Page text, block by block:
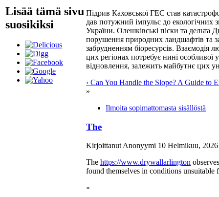
Lisää tämä sivu
suosikiksi
Підрив Каховської ГЕС став
дав потужний імпульс до екологічних
України. Олешківські піски та дельта
порушення природних ландшафтів та
забрудненням біоресурсів. Взаємодія
цих регіонах потребує нині особливої
відновлення, залежить майбутнє цих
‹ Can You Handle the Slope? A Guide to
»
Ilmoita sopimattomasta sisällöstä
The
Kirjoittanut Anonyymi 10 Helmikuu,
The https://www.drywallarlington
found themselves in conditions unsuitable
»